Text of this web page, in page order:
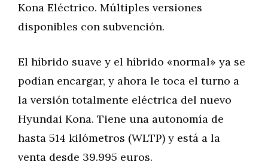
Kona Eléctrico. Múltiples versiones
disponibles con subvención.
El híbrido suave y el híbrido «normal» ya se
podían encargar, y ahora le toca el turno a
la versión totalmente eléctrica del nuevo
Hyundai Kona. Tiene una autonomía de
hasta 514 kilómetros (WLTP) y está a la
venta desde 39.995 euros.